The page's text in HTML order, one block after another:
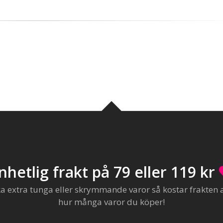
frakt på 79 eller 119 kr
extra tunga eller skrymmande varor så kostar
hur många varor du köper!